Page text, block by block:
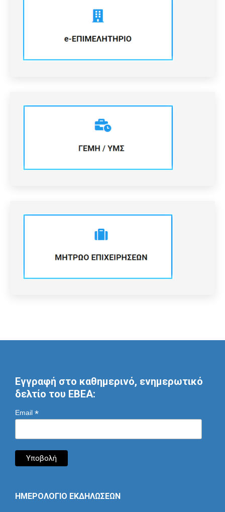
Εγγραφή στο καθημερινό, ενημερωτικό
δελτίο του ΕΒΕΑ:
Email *
ΗΜΕΡΟΛΟΓΙΟ ΕΚΔΗΛΩΣΕΩΝ